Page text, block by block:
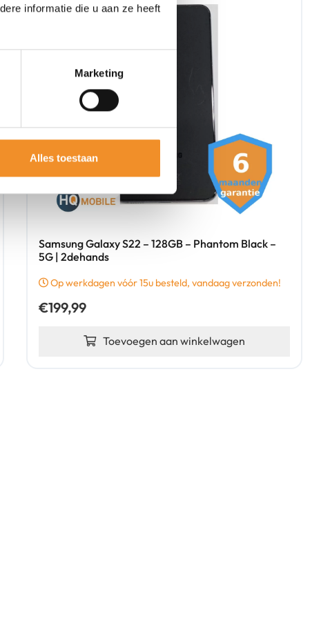
informatie die u aan ze heeft
Marketing
Alles toestaan
Samsung Galaxy S22 – 128GB – Phantom Black –
5G | 2dehands
Op werkdagen vóór 15u besteld, vandaag verzonden!
€199,99
Toevoegen aan winkelwagen